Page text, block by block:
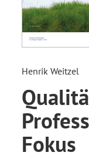
Henrik Weitzel
Fokus